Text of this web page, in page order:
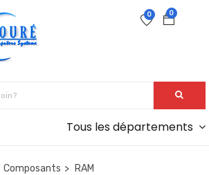
0
0
Tous les départements
Composants
RAM